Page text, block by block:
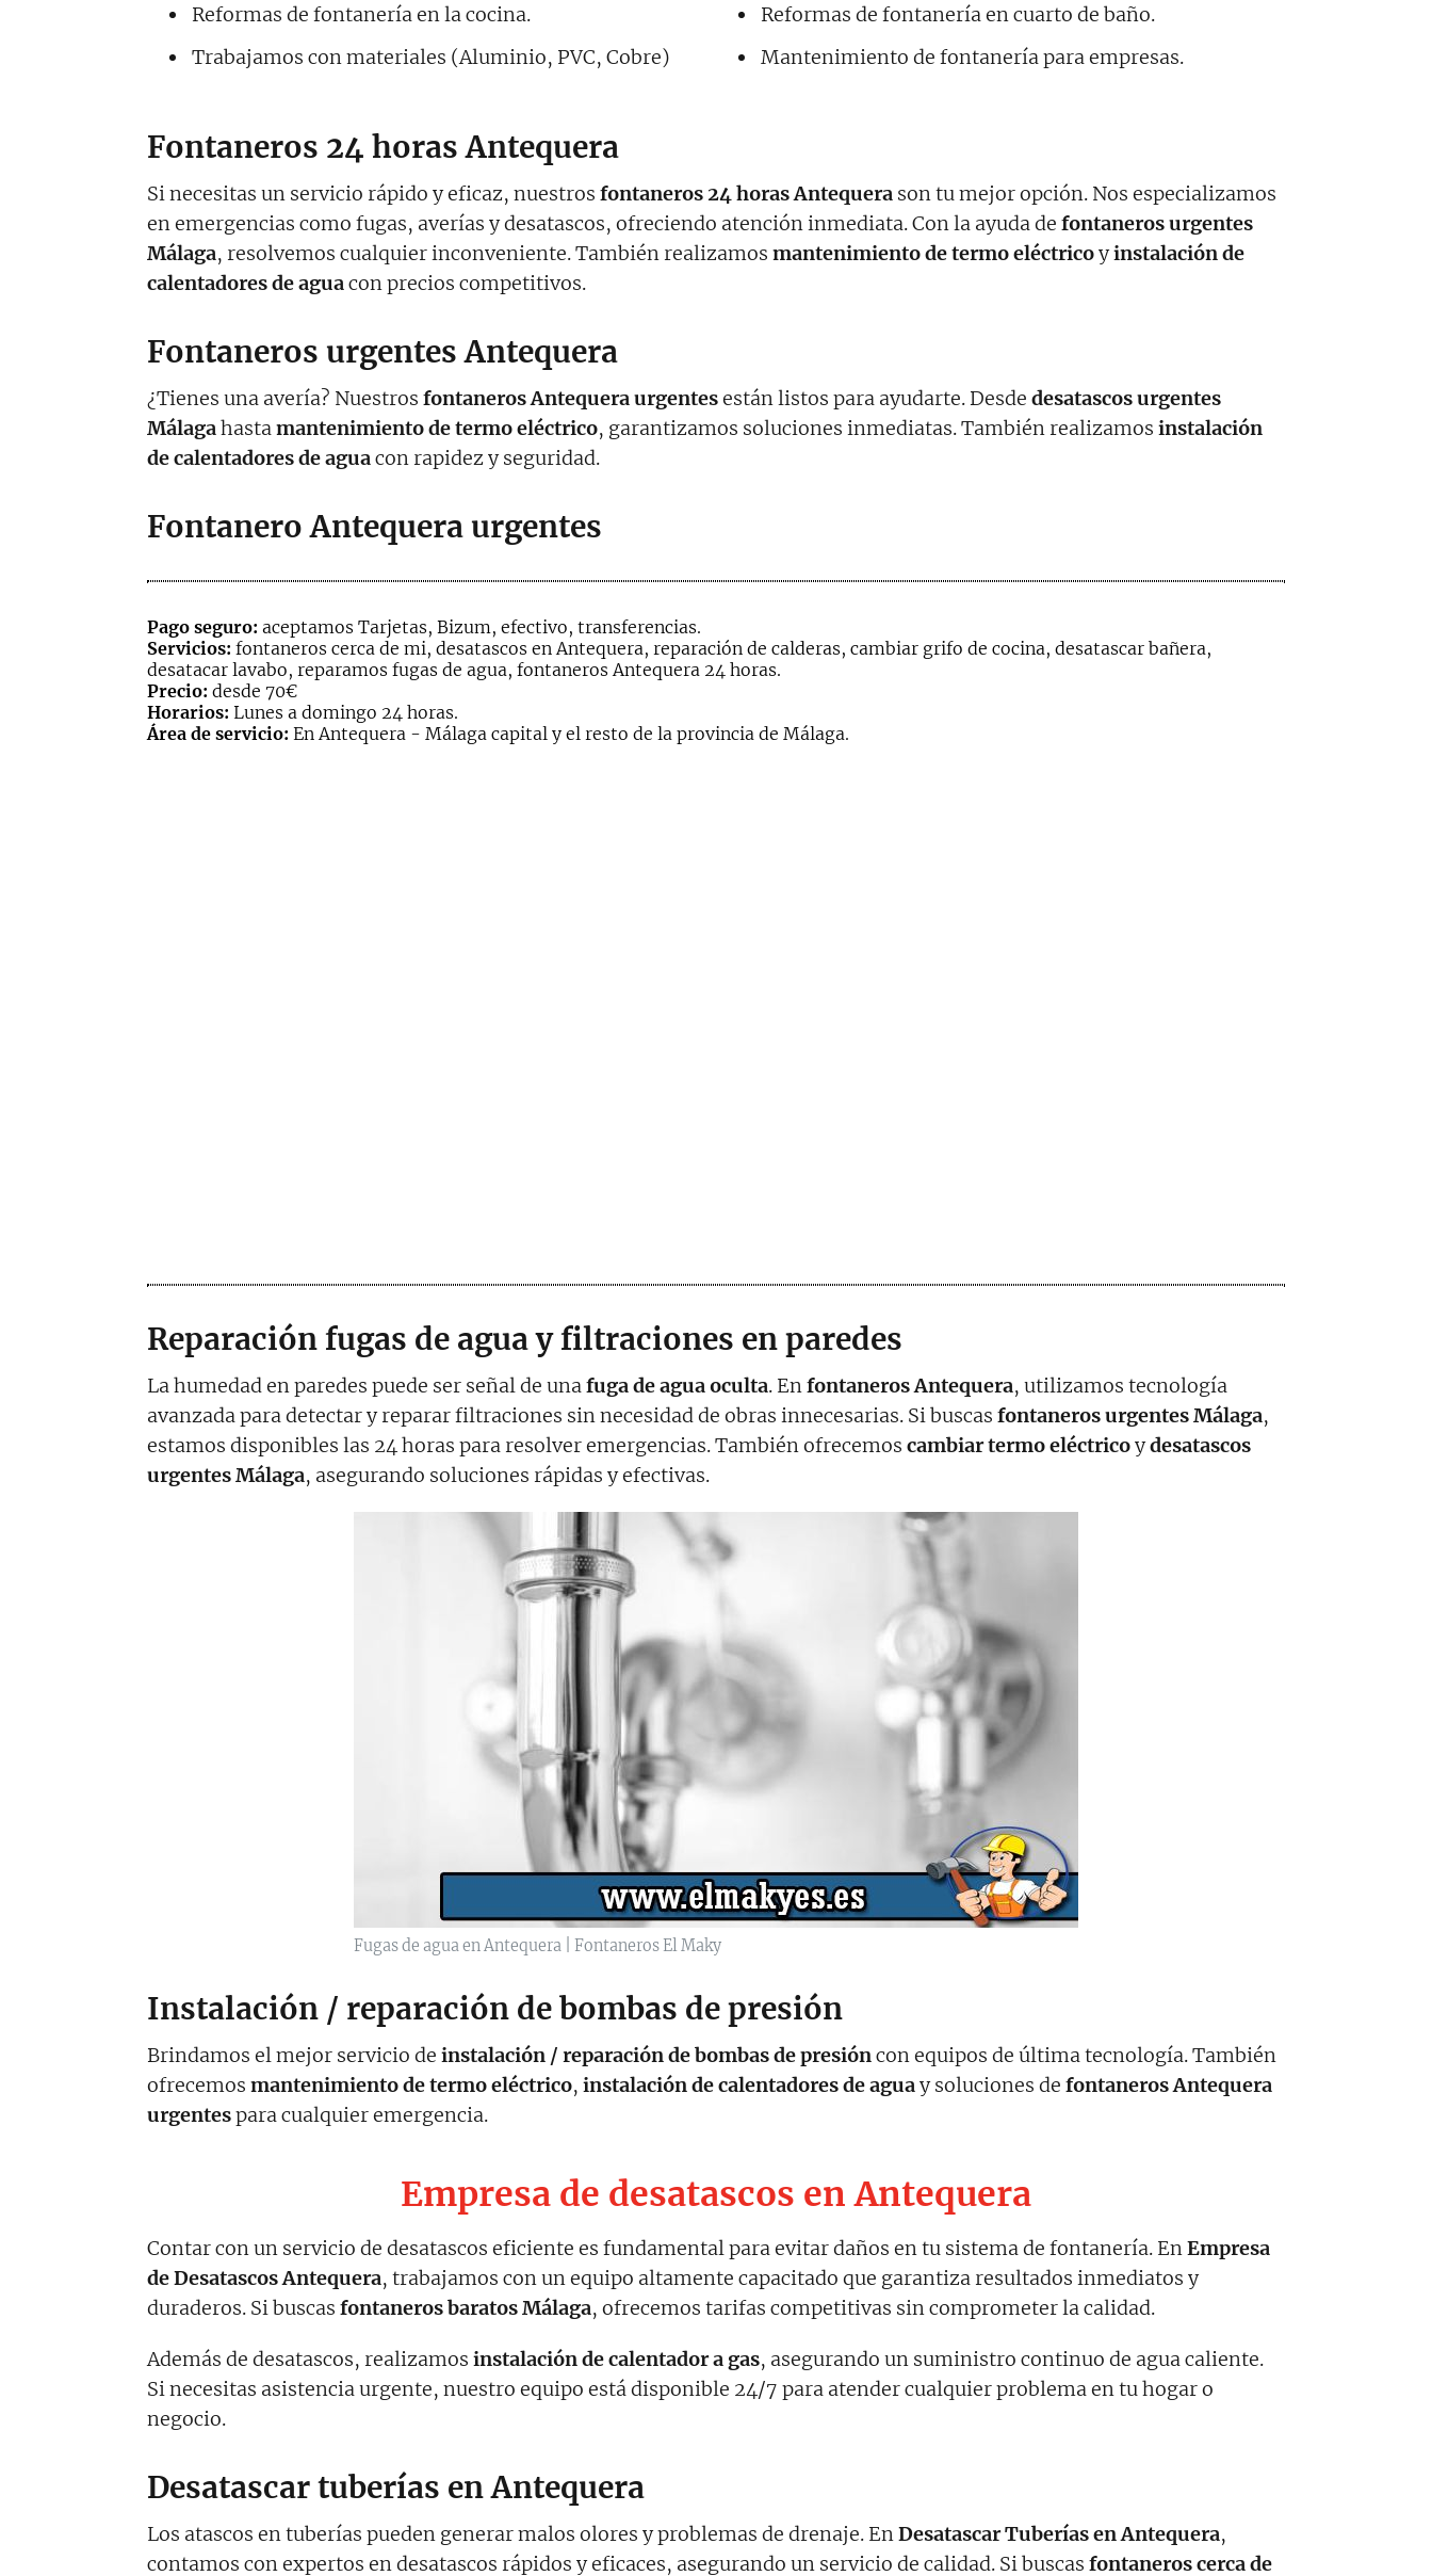
Reformas de fontanería en la cocina.
Trabajamos con materiales (Aluminio, PVC, Cobre)
Reformas de fontanería en cuarto de baño.
Mantenimiento de fontanería para empresas.
Fontaneros 24 horas Antequera
Si necesitas un servicio rápido y eficaz, nuestros fontaneros 24 horas Antequera son tu mejor opción. Nos especializamos
en emergencias como fugas, averías y desatascos, ofreciendo atención inmediata. Con la ayuda de fontaneros urgentes
Málaga, resolvemos cualquier inconveniente. También realizamos mantenimiento de termo eléctricoyinstalación de
calentadores de aguacon precios competitivos.
Fontaneros urgentes Antequera
¿Tienes una avería? Nuestros fontaneros Antequera urgentesestán listos para ayudarte. Desde desatascos urgentes
Málagahastamantenimiento de termo eléctrico, garantizamos soluciones inmediatas. También realizamos instalación
de calentadores de aguacon rapidez y seguridad.
Fontanero Antequera urgentes
Pago seguro: aceptamos Tarjetas, Bizum, efectivo, transferencias.
Servicios: fontaneros cerca de mi, desatascos en Antequera, reparación de calderas, cambiar grifo de cocina, desatascar bañera,
desatacar lavabo, reparamos fugas de agua, fontaneros Antequera 24 horas.
Precio: desde 70€
Horarios: Lunes a domingo 24 horas.
Área de servicio: En Antequera - Málaga capital y el resto de la provincia de Málaga.
Reparación fugas de agua y filtraciones en paredes
La humedad en paredes puede ser señal de unafuga de agua oculta. Enfontaneros Antequera, utilizamos tecnología
avanzada para detectar y reparar filtraciones sin necesidad de obras innecesarias. Si buscas fontaneros urgentes Málaga,
estamos disponibles las 24 horas para resolver emergencias. También ofrecemos cambiar termo eléctricoydesatascos
urgentes Málaga, asegurando soluciones rápidas y efectivas.
Fugas de agua en Antequera | Fontaneros El Maky
Instalación / reparación de bombas de presión
Brindamos el mejor servicio de instalación / reparación de bombas de presióncon equipos de última tecnología. También
ofrecemos mantenimiento de termo eléctrico, instalación de calentadores de aguay soluciones de fontaneros Antequera
urgentespara cualquier emergencia.
Empresa de desatascos en Antequera
Contar con un servicio de desatascos eficiente es fundamental para evitar daños en tu sistema de fontanería. EnEmpresa
de Desatascos Antequera, trabajamos con un equipo altamente capacitado que garantiza resultados inmediatos y
duraderos. Si buscas fontaneros baratos Málaga, ofrecemos tarifas competitivas sin comprometer la calidad.
Además de desatascos, realizamos instalación de calentador a gas, asegurando un suministro continuo de agua caliente.
Si necesitas asistencia urgente, nuestro equipo está disponible 24/7 para atender cualquier problema en tu hogar o
negocio.
Desatascar tuberías en Antequera
Los atascos en tuberías pueden generar malos olores y problemas de drenaje. EnDesatascar Tuberías en Antequera,
contamos con expertos en desatascos rápidos y eficaces, asegurando un servicio de calidad. Si buscas fontaneros cerca de